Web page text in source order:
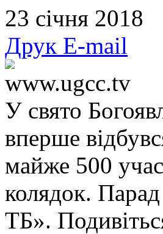
23 січня 2018
Друк E-mail
www.ugcc.tv
У свято
вперше
майже 500
колядок.
ТБ».